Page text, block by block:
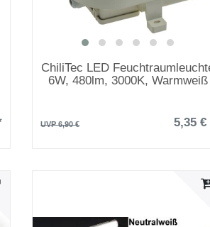
ChiliTec LED
6W, 480lm, 3000K, Warmweiß
UVP 6,90 € 5,35 €